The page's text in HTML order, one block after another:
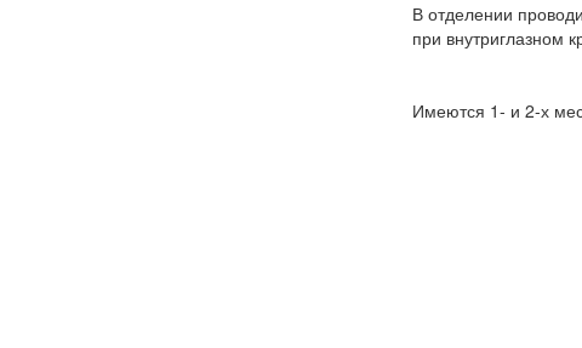
В отделении
при внутриглазном
Имеются 1- и 2-х